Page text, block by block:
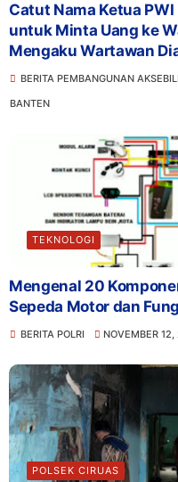
Catut Nama Ketua
untuk Minta Uang ke
Mengaku Wartawan
BERITA PEMBANGUNAN
BANTEN
TEKNOLOGI
Mengenal 20
Sepeda Motor dan
BERITA POLRI NOVEMBER
POLSEK CIRUAS